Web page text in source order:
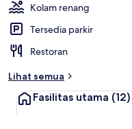
Kolam renang
Tersedia parkir
Restoran
Lihat semua
Fasilitas utama (12)